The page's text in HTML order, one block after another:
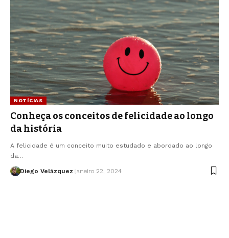
NOTÍCIAS
Conheça os conceitos de felicidade ao longo
da história
A felicidade é um conceito muito estudado e abordado ao longo
da…
Diego Velázquez janeiro 22, 2024